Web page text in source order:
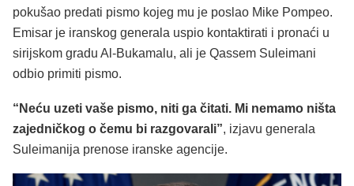
pokušao predati pismo kojeg mu je poslao Mike Pompeo.
Emisar je iranskog generala uspio kontaktirati i pronaći u
sirijskom gradu Al-Bukamalu, ali je Qassem Suleimani
odbio primiti pismo.
“Neću uzeti vaše pismo, niti ga čitati. Mi nemamo ništa
zajedničkog o čemu bi razgovarali”, izjavu generala
Suleimanija prenose iranske agencije.